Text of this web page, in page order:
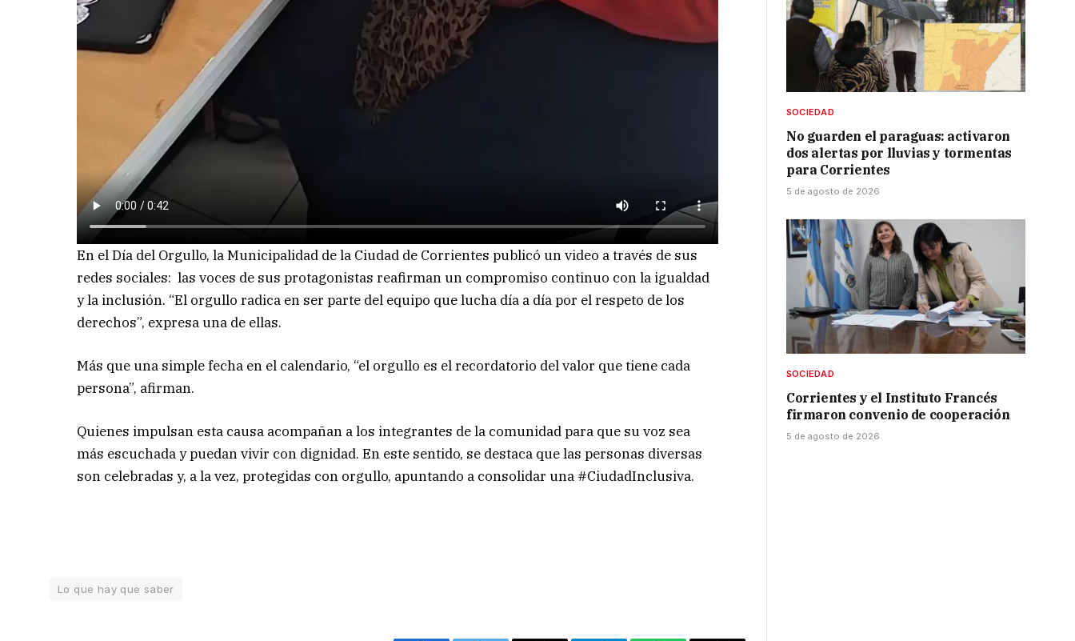
En el Día del Orgullo, la Municipalidad de la Ciudad de Corrientes publicó un video a través de sus
redes sociales: las voces de sus protagonistas reafirman un compromiso continuo con la igualdad
y la inclusión. “El orgullo radica en ser parte del equipo que lucha día a día por el respeto de los
derechos”, expresa una de ellas.
Más que una simple fecha en el calendario, “el orgullo es el recordatorio del valor que tiene cada
persona”, afirman.
Quienes impulsan esta causa acompañan a los integrantes de la comunidad para que su voz sea
más escuchada y puedan vivir con dignidad. En este sentido, se destaca que las personas diversas
son celebradas y, a la vez, protegidas con orgullo, apuntando a consolidar una #CiudadInclusiva.
Lo que hay que saber
SOCIEDAD
No guarden el paraguas: activaron
dos alertas por lluvias y tormentas
para Corrientes
5 de agosto de 2026
SOCIEDAD
Corrientes y el Instituto Francés
firmaron convenio de cooperación
5 de agosto de 2026